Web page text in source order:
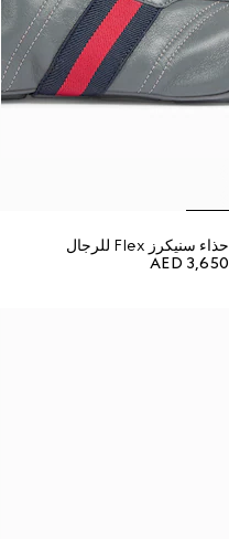
حذاء سنيكرز Flex للرجال
AED 3,650